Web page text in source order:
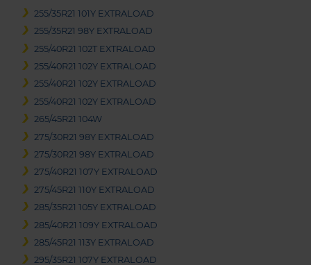
255/35R21 101Y EXTRALOAD
255/35R21 98Y EXTRALOAD
255/40R21 102T EXTRALOAD
255/40R21 102Y EXTRALOAD
255/40R21 102Y EXTRALOAD
255/40R21 102Y EXTRALOAD
265/45R21 104W
275/30R21 98Y EXTRALOAD
275/30R21 98Y EXTRALOAD
275/40R21 107Y EXTRALOAD
275/45R21 110Y EXTRALOAD
285/35R21 105Y EXTRALOAD
285/40R21 109Y EXTRALOAD
285/45R21 113Y EXTRALOAD
295/35R21 107Y EXTRALOAD